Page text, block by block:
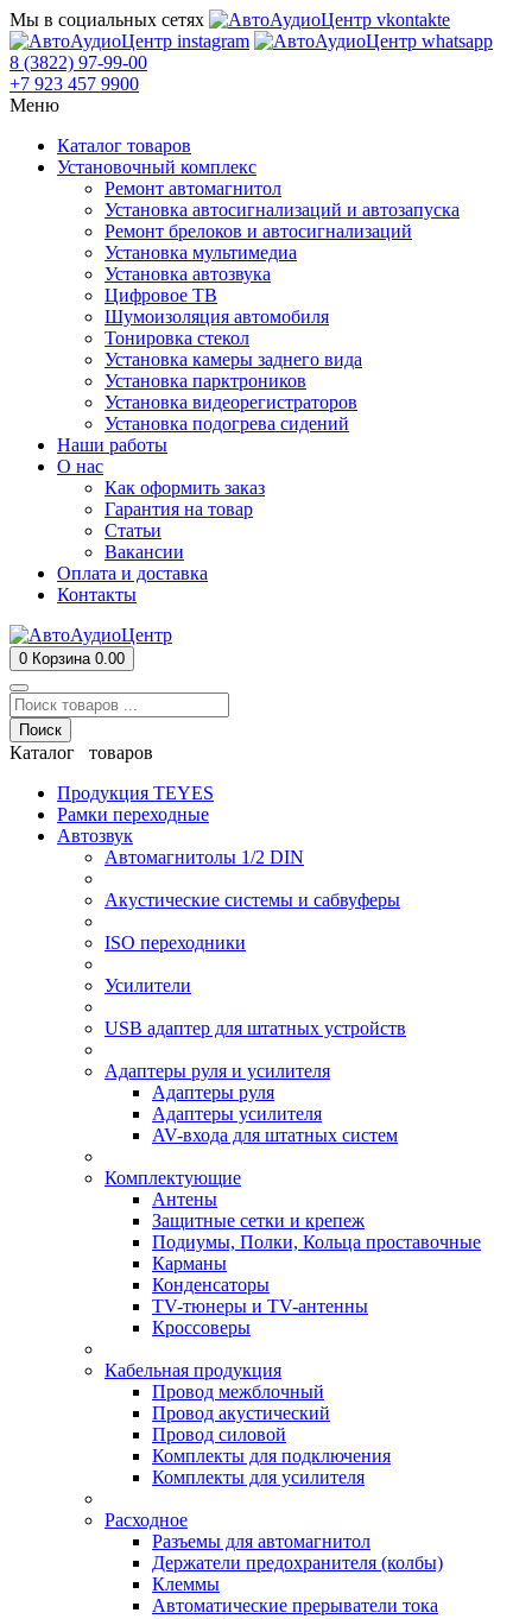
Мы в социальных сетях
8 (3822) 97-99-00
+7 923 457 9900
Меню
Каталог товаров
Установочный комплекс
Ремонт автомагнитол
Установка автосигнализаций и автозапуска
Ремонт брелоков и автосигнализаций
Установка мультимедиа
Установка автозвука
Цифровое ТВ
Шумоизоляция автомобиля
Тонировка стекол
Установка камеры заднего вида
Установка парктроников
Установка видеорегистраторов
Установка подогрева сидений
Наши работы
О нас
Как оформить заказ
Гарантия на товар
Статьи
Вакансии
Оплата и доставка
Контакты
0 Корзина 0.00
Поиск
Каталог товаров
Продукция TEYES
Рамки переходные
Автозвук
Автомагнитолы 1/2 DIN
Акустические системы и сабвуферы
ISO переходники
Усилители
USB адаптер для штатных устройств
Адаптеры руля и усилителя
Адаптеры руля
Адаптеры усилителя
AV-входа для штатных систем
Комплектующие
Антены
Защитные сетки и крепеж
Подиумы, Полки, Кольца проставочные
Карманы
Конденсаторы
TV-тюнеры и TV-антенны
Кроссоверы
Кабельная продукция
Провод межблочный
Провод акустический
Провод силовой
Комплекты для подключения
Комплекты для усилителя
Расходное
Разъемы для автомагнитол
Держатели предохранителя (колбы)
Клеммы
Автоматические прерыватели тока